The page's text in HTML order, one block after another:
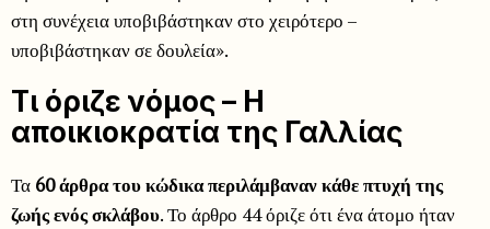
στη συνέχεια υποβιβάστηκαν στο χειρότερο –
υποβιβάστηκαν σε δουλεία».
Τι όριζε νόμος – Η
αποικιοκρατία της Γαλλίας
Τα 60 άρθρα του κώδικα περιλάμβαναν κάθε πτυχή της
ζωής ενός σκλάβου. Το άρθρο 44 όριζε ότι ένα άτομο ήταν